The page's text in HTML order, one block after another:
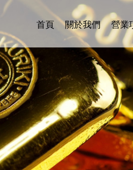
首頁 關於我們 營業